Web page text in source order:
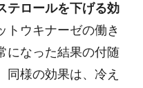
テロールを下げる効
トウキナーゼの働き
になった結果の付随
同様の効果は、冷え